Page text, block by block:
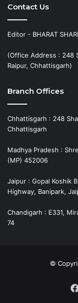
Contact Us
Editor - BHARAT
(Office Address : 248
Raipur, Chhattisgarh)
Branch Offices
Chhattisgarh : 248
Chhattisgarh
Madhya Pradesh :
(MP) 452006
Jaipur : Gopal Koshik
Highway, Banipark,
Chandigarh : E331,
74
©